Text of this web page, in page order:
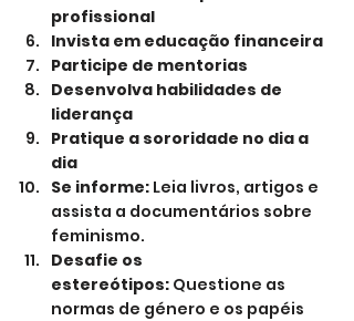
profissional
Invista em educação financeira
Participe de mentorias
Desenvolva habilidades de
liderança
Pratique a sororidade no dia a
dia
Se informe: Leia livros, artigos e
assista a documentários sobre
feminismo.
Desafie os
estereótipos: Questione as
normas de género e os papéis